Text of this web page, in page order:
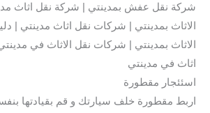
شركة نقل عفش بمدينتي | شركة نقل اثاث
الاثاث بمدينتي | شركات نقل اثاث مدينتي |
الاثاث بمدينتي | شركات نقل الاثاث في
اثاث في مدينتي
اسئئجار مقطورة
اربط مقطورة خلف سيارتك و قم بقيادتها